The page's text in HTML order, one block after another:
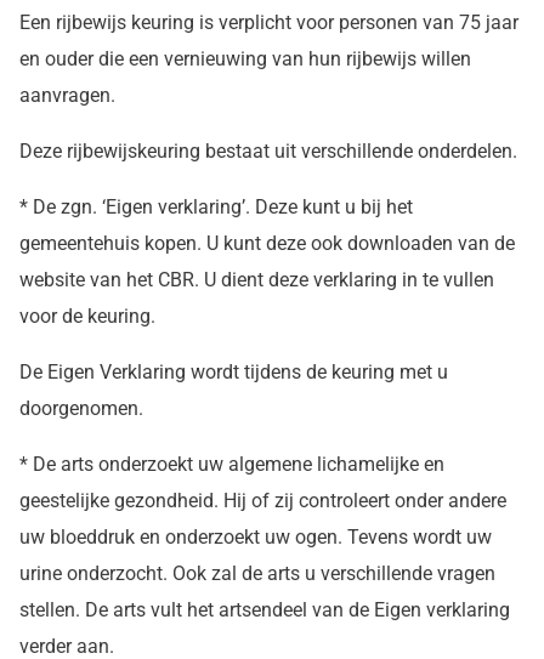
Een rijbewijs keuring is verplicht voor personen van 75 jaar
en ouder die een vernieuwing van hun rijbewijs willen
aanvragen.
Deze rijbewijskeuring bestaat uit verschillende onderdelen.
* De zgn. ‘Eigen verklaring’. Deze kunt u bij het
gemeentehuis kopen. U kunt deze ook downloaden van de
website van het CBR. U dient deze verklaring in te vullen
voor de keuring.
De Eigen Verklaring wordt tijdens de keuring met u
doorgenomen.
* De arts onderzoekt uw algemene lichamelijke en
geestelijke gezondheid. Hij of zij controleert onder andere
uw bloeddruk en onderzoekt uw ogen. Tevens wordt uw
urine onderzocht. Ook zal de arts u verschillende vragen
stellen. De arts vult het artsendeel van de Eigen verklaring
verder aan.